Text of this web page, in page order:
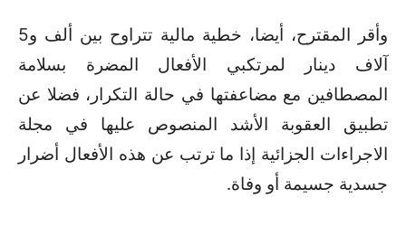
وأقر المقترح، أيضا، خطية مالية تتراوح بين ألف و5
آلاف دينار لمرتكبي الأفعال المضرة بسلامة
المصطافين مع مضاعفتها في حالة التكرار، فضلا عن
تطبيق العقوبة الأشد المنصوص عليها في مجلة
الاجراءات الجزائية إذا ما ترتب عن هذه الأفعال أضرار
جسدية جسيمة أو وفاة.